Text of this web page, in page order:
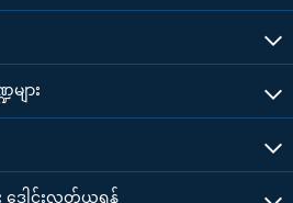
ျား
ဒေါင်းလုတ်ယူရန်